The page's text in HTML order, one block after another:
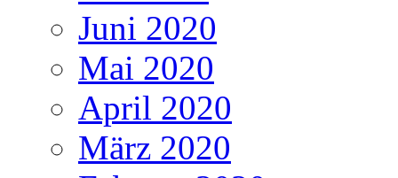
Juni 2020
Mai 2020
April 2020
März 2020